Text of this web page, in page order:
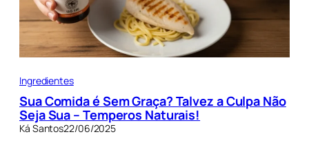
Ingredientes
Sua Comida é Sem Graça? Talvez a Culpa Não
Seja Sua – Temperos Naturais!
Ká Santos22/06/2025